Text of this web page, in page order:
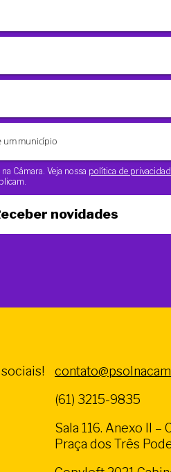
Câmara. Veja nossa política de
novidades
(61) 3215-9835
Sala 116. Anexo II –
Praça dos Três